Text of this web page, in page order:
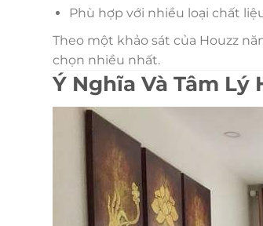
Phù hợp với nhiều loại chất
Theo một khảo sát của Houzz
chọn nhiều nhất.
Ý Nghĩa Và Tâm Lý